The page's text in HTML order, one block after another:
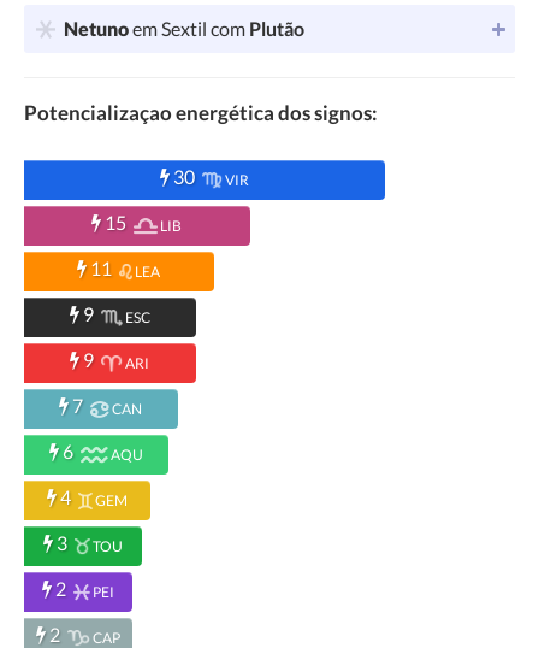
Netunoem Sextil com Plutão
Potencializaçao energética dos signos:
30 VIR
15 LIB
11 LEA
9 ESC
9 ARI
7 CAN
6 AQU
4 GEM
3 TOU
2 PEI
2 CAP